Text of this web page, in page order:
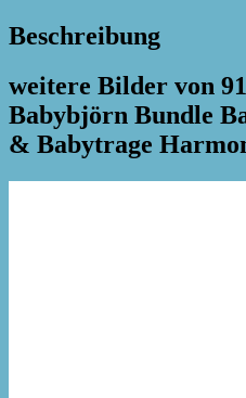
Beschreibung
weitere Bilder von
Babybjörn Bundle
& Babytrage